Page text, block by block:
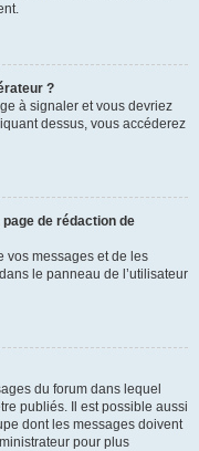
?
à signaler et vous devriez
dessus, vous accéderez
de rédaction de
vos messages et de les
le panneau de l’utilisateur
du forum dans lequel
publiés. Il est possible aussi
dont les messages doivent
pour plus